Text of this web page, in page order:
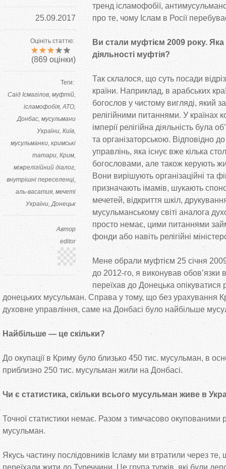
25.09.2017
Оцініть статтю:
(869 оцінки)
Теги:
Саід Ісмагілов муфтій
ісламофобія АТО
Донбас мусульмани
України Київ
мусульманки кримські
татари Крим
міжрелігійний діалог
внутрішні переселенці
аль-васатия мечеті
України Донецьк
Автор
editor
тренд ісламофобії,
про те, чому Іслам в Росії
Ви стали муфтієм 2009 року.
діяльності муфтія?
Так склалося, що суть посади
країни. Наприклад, в арабських
богослов у чистому вигляді, який
релігійними питаннями. У країнах
імперії релігійна діяльність була
та організаторською. Відповідно
управлінь, яка існує вже кілька
богословами, але також керують
Вони вирішують організаційні та
призначають імамів, шукають
мечетей, відкриття шкіл,
мусульманському світі аналога
просто немає, цими питаннями
фонди або навіть релігійні
Мене обрали муфтієм 25 січня
до 2012-го, я виконував обов’язки
переїхав до Донецька опікуватися
донецьких мусульман. Справа у тому, що без урахування
духовне управління, саме на Донбасі було найбільше
Найбільше — це скільки?
До окупації в Криму було близько 450 тис. мусульман, в
приблизно 250 тис. мусульман жили на Донбасі.
Чи є статистика, скільки всього мусульман живе в
Точної статистики немає. Разом з тимчасово окупованими
мусульман.
Якусь частину послідовників Ісламу ми втратили через те,
переїхали жити до Туреччини. Це група турків, які були